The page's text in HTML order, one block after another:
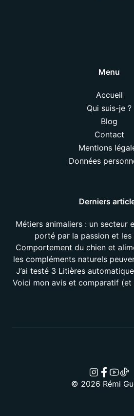
Menu
Accueil
Qui suis-je ?
Blog
Contact
Mentions
Données
Derniers
Métiers animaliers : un secteur
porté par la passion et
Comportement du chien et
les compléments naturels
J’ai testé 3 Litières
Voici mon avis et comparatif (et
© 2026 Rémi